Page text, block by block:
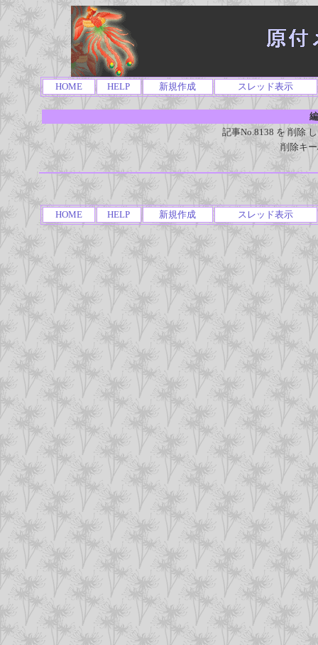
HOME HELP 新規作成 スレッド表示
記事No.8138 を 削除
削除キ
HOME HELP 新規作成 スレッド表示